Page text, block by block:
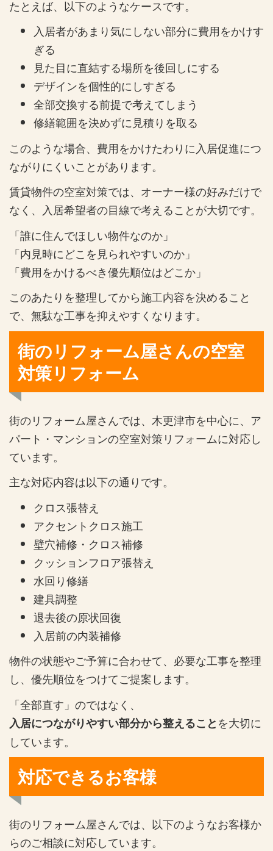
たとえば、以下のようなケースです。
入居者があまり気にしない部分に費用をかけす
ぎる
見た目に直結する場所を後回しにする
デザインを個性的にしすぎる
全部交換する前提で考えてしまう
修繕範囲を決めずに見積りを取る
このような場合、費用をかけたわりに入居促進につ
ながりにくいことがあります。
賃貸物件の空室対策では、オーナー様の好みだけで
なく、入居希望者の目線で考えることが大切です。
「誰に住んでほしい物件なのか」
「内見時にどこを見られやすいのか」
「費用をかけるべき優先順位はどこか」
このあたりを整理してから施工内容を決めること
で、無駄な工事を抑えやすくなります。
街のリフォーム屋さんの空室
対策リフォーム
街のリフォーム屋さんでは、木更津市を中心に、ア
パート・マンションの空室対策リフォームに対応し
ています。
主な対応内容は以下の通りです。
クロス張替え
アクセントクロス施工
壁穴補修・クロス補修
クッションフロア張替え
水回り修繕
建具調整
退去後の原状回復
入居前の内装補修
物件の状態やご予算に合わせて、必要な工事を整理
し、優先順位をつけてご提案します。
「全部直す」のではなく、
入居につながりやすい部分から整えることを大切に
しています。
対応できるお客様
街のリフォーム屋さんでは、以下のようなお客様か
らのご相談に対応しています。